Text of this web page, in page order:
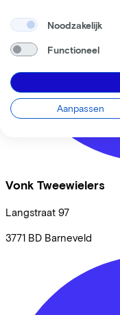
Vonk Tweewielers
Langstraat 97
3771 BD Barneveld
Noodzakelijk
Functioneel
Aanpassen